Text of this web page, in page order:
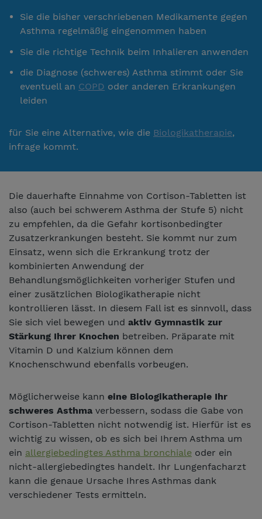
Sie die bisher verschriebenen Medikamente gegen
Asthma regelmäßig eingenommen haben
Sie die richtige Technik beim Inhalieren anwenden
die Diagnose (schweres) Asthma stimmt oder Sie
eventuell an COPD oder anderen Erkrankungen
leiden
für Sie eine Alternative, wie die Biologikatherapie,
infrage kommt.
Die dauerhafte Einnahme von Cortison-Tabletten ist
also (auch bei schwerem Asthma der Stufe 5) nicht
zu empfehlen, da die Gefahr kortisonbedingter
Zusatzerkrankungen besteht. Sie kommt nur zum
Einsatz, wenn sich die Erkrankung trotz der
kombinierten Anwendung der
Behandlungsmöglichkeiten vorheriger Stufen und
einer zusätzlichen Biologikatherapie nicht
kontrollieren lässt. In diesem Fall ist es sinnvoll, dass
Sie sich viel bewegen und aktiv Gymnastik zur
Stärkung Ihrer Knochen betreiben. Präparate mit
Vitamin D und Kalzium können dem
Knochenschwund ebenfalls vorbeugen.
Möglicherweise kann eine Biologikatherapie Ihr
schweres Asthma verbessern, sodass die Gabe von
Cortison-Tabletten nicht notwendig ist. Hierfür ist es
wichtig zu wissen, ob es sich bei Ihrem Asthma um
ein allergiebedingtes Asthma bronchiale oder ein
nicht-allergiebedingtes handelt. Ihr Lungenfacharzt
kann die genaue Ursache Ihres Asthmas dank
verschiedener Tests ermitteln.